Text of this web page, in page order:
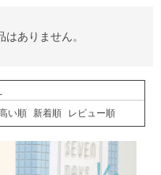
ありません。
い順 新着順 レビュー順